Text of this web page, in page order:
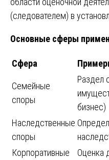
(следователем) в
Основные сферы
Сфера
Семейные
споры
Раздел
бизнес)
Наследственные
споры
Корпоративные
Оценка